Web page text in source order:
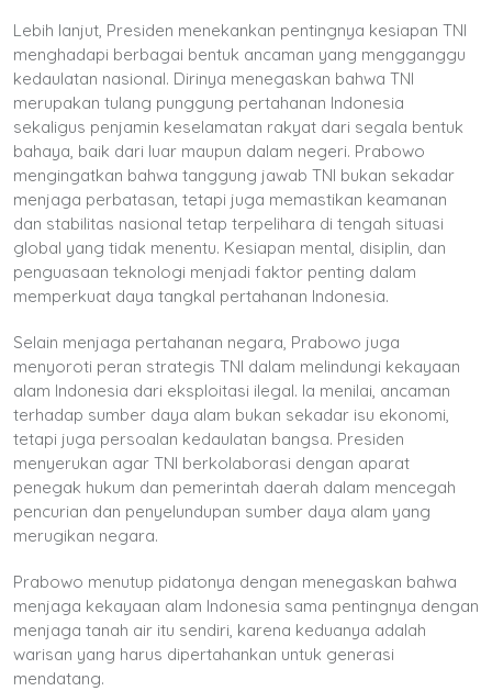
Lebih lanjut, Presiden menekankan pentingnya kesiapan TNI
menghadapi berbagai bentuk ancaman yang mengganggu
kedaulatan nasional. Dirinya menegaskan bahwa TNI
merupakan tulang punggung pertahanan Indonesia
sekaligus penjamin keselamatan rakyat dari segala bentuk
bahaya, baik dari luar maupun dalam negeri. Prabowo
mengingatkan bahwa tanggung jawab TNI bukan sekadar
menjaga perbatasan, tetapi juga memastikan keamanan
dan stabilitas nasional tetap terpelihara di tengah situasi
global yang tidak menentu. Kesiapan mental, disiplin, dan
penguasaan teknologi menjadi faktor penting dalam
memperkuat daya tangkal pertahanan Indonesia.
Selain menjaga pertahanan negara, Prabowo juga
menyoroti peran strategis TNI dalam melindungi kekayaan
alam Indonesia dari eksploitasi ilegal. Ia menilai, ancaman
terhadap sumber daya alam bukan sekadar isu ekonomi,
tetapi juga persoalan kedaulatan bangsa. Presiden
menyerukan agar TNI berkolaborasi dengan aparat
penegak hukum dan pemerintah daerah dalam mencegah
pencurian dan penyelundupan sumber daya alam yang
merugikan negara.
Prabowo menutup pidatonya dengan menegaskan bahwa
menjaga kekayaan alam Indonesia sama pentingnya dengan
menjaga tanah air itu sendiri, karena keduanya adalah
warisan yang harus dipertahankan untuk generasi
mendatang.